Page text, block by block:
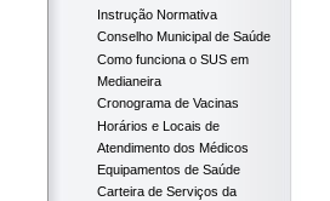
Instrução Normativa
Conselho Municipal de Saúde
Como funciona o SUS em
Medianeira
Cronograma de Vacinas
Horários e Locais de
Atendimento dos Médicos
Equipamentos de Saúde
Carteira de Serviços da